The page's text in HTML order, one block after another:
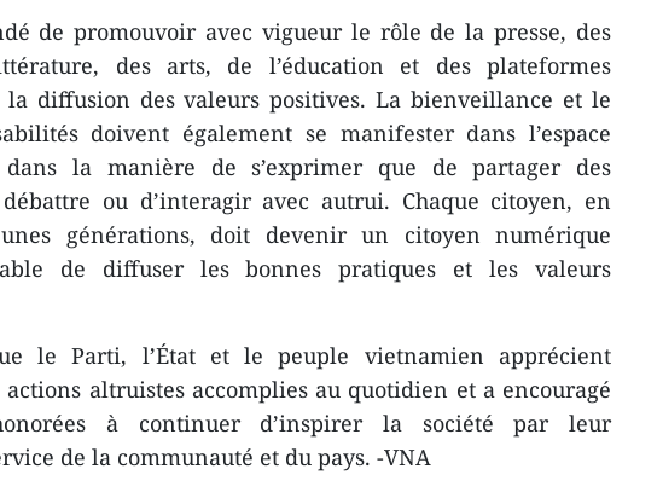
de promouvoir avec vigueur le rôle de la presse, des
des arts, de l’éducation et des plateformes
la diffusion des valeurs positives. La bienveillance et le
doivent également se manifester dans l’espace
la manière de s’exprimer que de partager des
ou d’interagir avec autrui. Chaque citoyen, en
générations, doit devenir un citoyen numérique
de diffuser les bonnes pratiques et les valeurs
le Parti, l’État et le peuple vietnamien apprécient
altruistes accomplies au quotidien et a encouragé
à continuer d’inspirer la société par leur
de la communauté et du pays. -VNA